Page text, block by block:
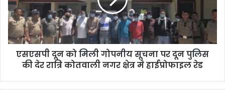
सूचना
पर
दून
पुलिस
एसएसपी दून को मिली गोपनीय सूचना पर दून पुलिस
की देर रात्रि कोतवाली नगर क्षेत्र मे हाईप्रोफाइल रेड